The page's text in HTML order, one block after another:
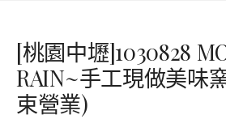
[桃園中壢]1030828
RAIN~手工現做美味
束營業)